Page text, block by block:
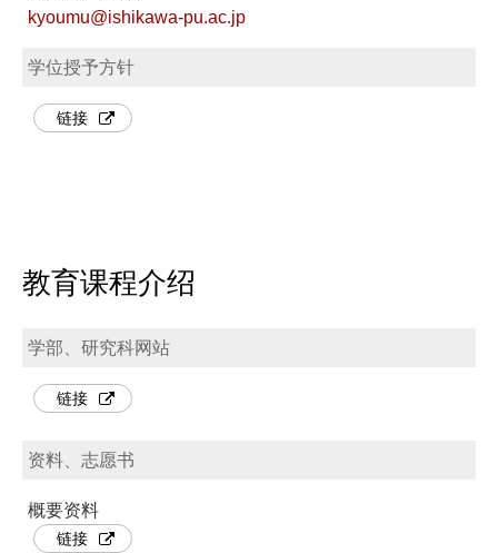
kyoumu@ishikawa-pu.ac.jp
学位授予方针
链接
教育课程介绍
学部、研究科网站
链接
资料、志愿书
概要资料
链接